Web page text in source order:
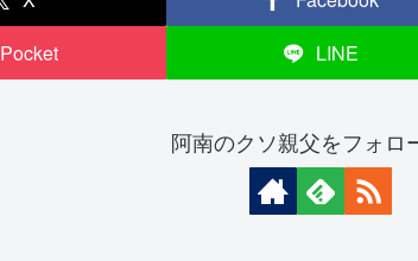
Pocket
LINE
阿南のクソ親父をフォロ